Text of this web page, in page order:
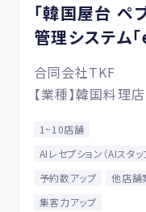
「韓国屋台 ペ
管理システム
合同会社TKF
【業種】韓国料理店
1~10店舗
AIレセプション（AIスタッ
予約数アップ
他店舗
集客力アップ